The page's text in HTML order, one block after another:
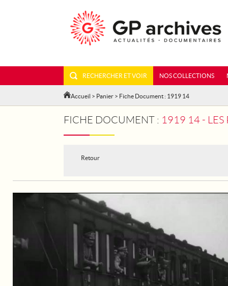
RECHERCHER ET VOIR NOS COLLECTIONS
Accueil > Panier > Fiche Document : 1919 14
FICHE DOCUMENT : 1919 14 - LES
Retour